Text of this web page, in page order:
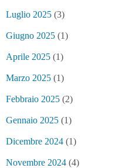
Luglio 2025 (3)
Giugno 2025 (1)
Aprile 2025 (1)
Marzo 2025 (1)
Febbraio 2025 (2)
Gennaio 2025 (1)
Dicembre 2024 (1)
Novembre 2024 (4)